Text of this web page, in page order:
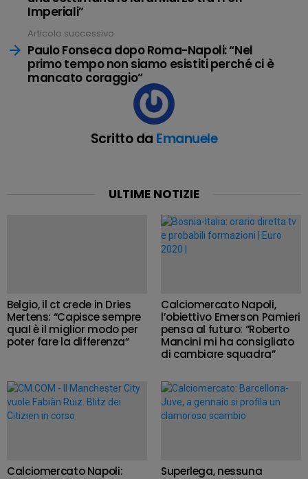
Imperiali”
Articolo successivo
Paulo Fonseca dopo Roma-Napoli: “Nel
primo tempo non siamo esistiti perché ci è
mancato coraggio”
Scritto da Emanuele
ULTIME NOTIZIE
Belgio, il ct crede in Dries
Mertens: “Capisce sempre
qual è il miglior modo per
poter fare la differenza”
Calciomercato Napoli,
l’obiettivo Emerson Pamieri
pensa al futuro: “Roberto
Mancini mi ha consigliato
di cambiare squadra”
Calciomercato Napoli:
Superlega, nessuna